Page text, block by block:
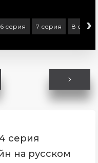
6 серия 7 серия 8 серия
›
серия
на русском